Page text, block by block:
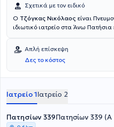
Σχετικά με τον ειδικό
Ο Τζόγκας Νικόλαος είναι
ιδιωτικό ιατρείο στα Άνω Πατήσια
Πραγματοποίησε τις σπουδές του
Πανεπιστημίου του Κιέβου και
ασθενών με χρόνια αναπνευστικά
Νοσοκομείο Νοσημάτων
Στρατιωτικού Νοσοκομείου
Κλινική του Γενικού
Α' Πνευμονολογικού Τμήματος
και το 2016 διετέλεσε
Απλή επίσκεψη
Δες το κόστος
Ιατρείο 1Ιατρείο 2
Πατησίων 339Πατησίων 339 (Α